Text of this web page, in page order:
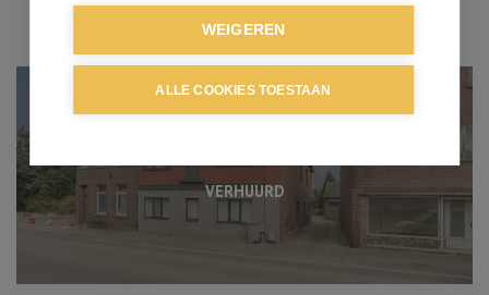
VERHUURD
WEIGEREN
ALLE COOKIES TOESTAAN